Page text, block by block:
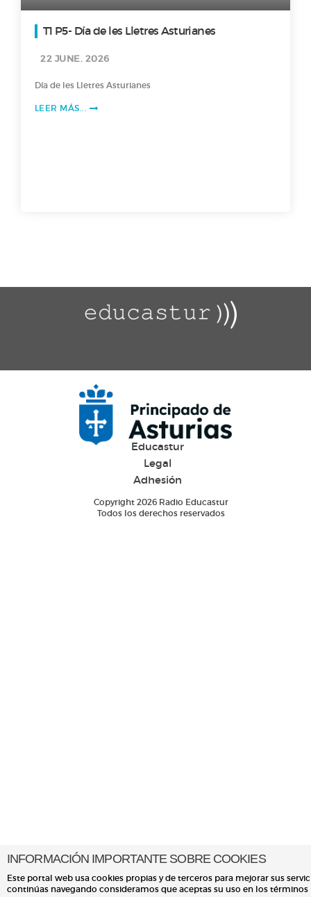
INFORMACIÓN IMPORTANTE SOBRE COOKIES
Este portal web usa cookies propias y de terceros para mejorar sus
continúas navegando consideramos que aceptas su uso en los términos
T1 P5- Día de les Lletres Asturianes
22 JUNE. 2026
Día de les Lletres Asturianes
LEER MÁS...
Educastur
Legal
Adhesión
Copyright 2026 Radio Educastur
Todos los derechos reservados